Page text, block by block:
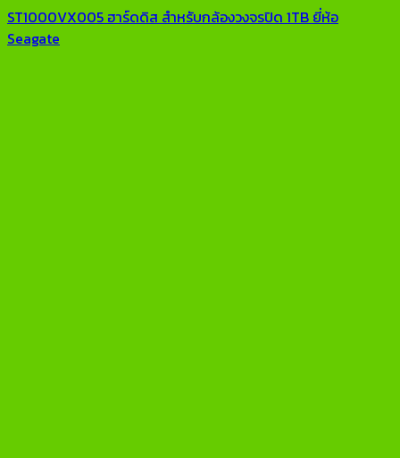
ST1000VX005 ฮาร์ดดิส สำหรับกล้องวงจรปิด 1TB ยี่ห้อ
Seagate